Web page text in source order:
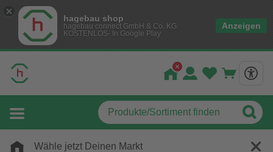
hagebau shop
hagebau connect GmbH & Co. KG
KOSTENLOS- In Google Play
Anzeigen
Wähle jetzt Deinen Markt